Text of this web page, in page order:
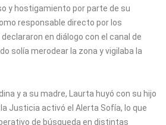
y hostigamiento por parte de su
responsable directo por los
en diálogo con el canal de
solía merodear la zona y vigilaba la
y a su madre, Laurta huyó con su hijo
Justicia activó el Alerta Sofía, lo que
de búsqueda en distintas